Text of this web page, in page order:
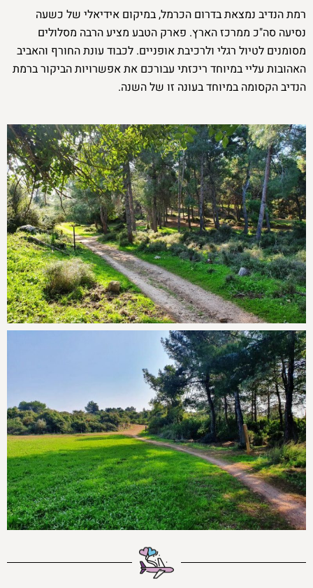
רמת הנדיב נמצאת בדרום הכרמל, במיקום אידיאלי של כשעה
נסיעה סה"כ ממרכז הארץ. פארק הטבע מציע הרבה מסלולים
מסומנים לטיול רגלי ולרכיבת אופניים. לכבוד עונת החורף והאביב
האהובות עליי במיוחד ריכזתי עבורכם את אפשרויות הביקור ברמת
הנדיב הקסומה במיוחד בעונה זו של השנה.